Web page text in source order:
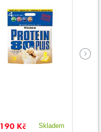
Kč Skladem